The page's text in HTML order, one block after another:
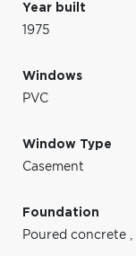
Year built
1975
Windows
PVC
Window Type
Casement
Foundation
Poured concrete ,